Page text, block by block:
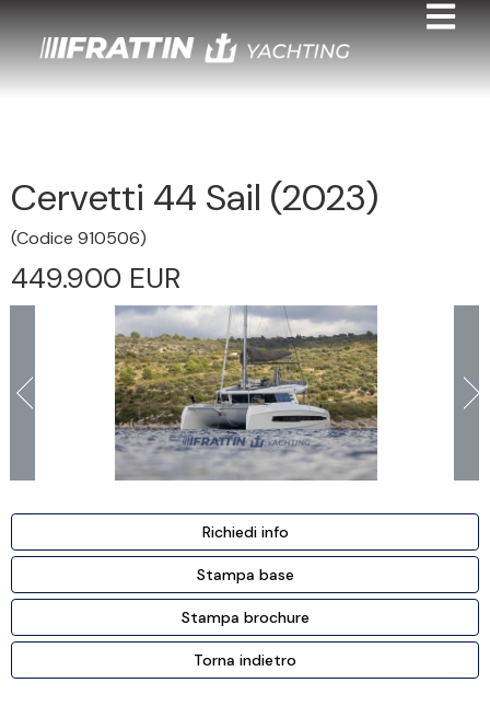
Cervetti 44 Sail (2023)
(Codice 910506)
449.900 EUR
Richiedi info
Stampa base
Stampa brochure
Torna indietro